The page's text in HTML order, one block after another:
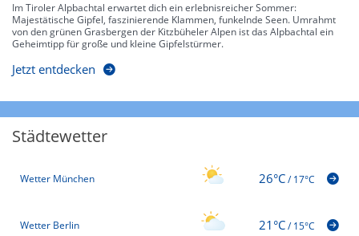
Im Tiroler Alpbachtal erwartet dich ein erlebnisreicher Sommer:
Majestätische Gipfel, faszinierende Klammen, funkelnde Seen. Umrahmt
von den grünen Grasbergen der Kitzbüheler Alpen ist das Alpbachtal ein
Geheimtipp für große und kleine Gipfelstürmer.
Jetzt entdecken
Städtewetter
Wetter München 26°C/17°C
Wetter Berlin 21°C/15°C